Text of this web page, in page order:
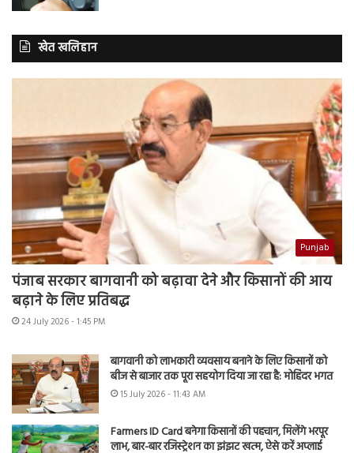
खेत खलिहान
Punjab
पंजाब सरकार बागवानी को बढ़ावा देने और किसानों की आय
बढ़ाने के लिए प्रतिबद्ध
24 July 2026 - 1:45 PM
बागवानी को लाभकारी व्यवसाय बनाने के लिए किसानों को
बीज से बाजार तक पूरा सहयोग दिया जा रहा है: मोहिंदर भगत
15 July 2026 - 11:43 AM
Farmers ID Card बनेगा किसानों की पहचान, मिलेंगे भरपूर
लाभ, बार-बार रजिस्ट्रेशन का झंझट खत्म, ऐसे करें अप्लाई